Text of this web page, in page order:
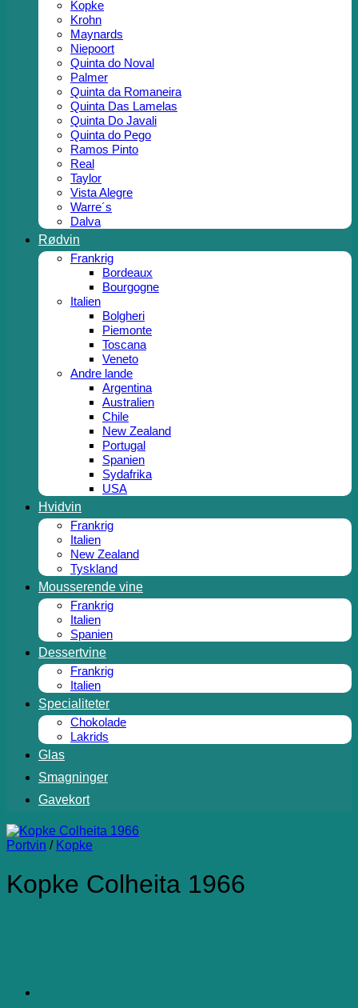
Kopke
Krohn
Maynards
Niepoort
Quinta do Noval
Palmer
Quinta da Romaneira
Quinta Das Lamelas
Quinta Do Javali
Quinta do Pego
Ramos Pinto
Real
Taylor
Vista Alegre
Warre´s
Dalva
Rødvin
Frankrig
Bordeaux
Bourgogne
Italien
Bolgheri
Piemonte
Toscana
Veneto
Andre lande
Argentina
Australien
Chile
New Zealand
Portugal
Spanien
Sydafrika
USA
Hvidvin
Frankrig
Italien
New Zealand
Tyskland
Mousserende vine
Frankrig
Italien
Spanien
Dessertvine
Frankrig
Italien
Specialiteter
Chokolade
Lakrids
Glas
Smagninger
Gavekort
Portvin / Kopke
Kopke Colheita 1966